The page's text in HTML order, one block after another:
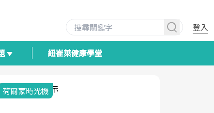
登入
紐崔萊健康學堂
荷爾蒙時光機